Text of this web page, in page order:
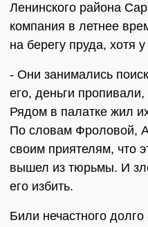
Ленинского района
компания в летнее
на берегу пруда, хотя
- Они занимались
его, деньги
Рядом в палатке жил
По словам Фроловой,
своим приятелям, что
вышел из тюрьмы. И
его избить.
Били нечастного